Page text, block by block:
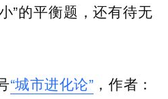
”的平衡题，还有待无
“城市进化论”，作者：